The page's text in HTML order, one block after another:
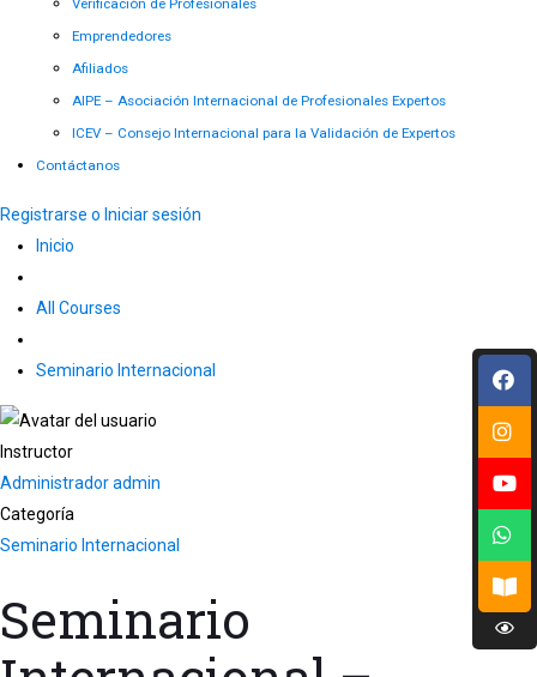
Verificación de Profesionales
Emprendedores
Afiliados
AIPE – Asociación Internacional de Profesionales Expertos
ICEV – Consejo Internacional para la Validación de Expertos
Contáctanos
Registrarse o Iniciar sesión
Inicio
All Courses
Seminario Internacional
Instructor
Administrador admin
Categoría
Seminario Internacional
Seminario